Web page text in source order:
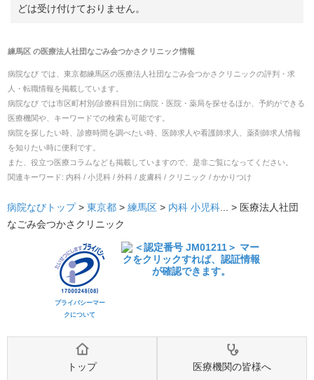
どは受け付けておりません。
練馬区の医療法人社団なごみ会つかさクリニック情報
病院なび では、 東京都練馬区の医療法人社団なごみ会つかさクリニックの評判・求
人・転職情報を掲載しています。
病院なび では市区町村別/診療科目別に病院・医院・薬局を探せるほか、予約ができる
医療機関や、キーワードでの検索も可能です。
病院を探したい時、診療時間を調べたい時、医師求人や看護師求人、薬剤師求人情報
を知りたい時に便利です。
また、役立つ医療コラムなども掲載していますので、是非ご覧になってください。
関連キーワード: 内科 / 小児科 / 外科 / 皮膚科 / クリニック / かかりつけ
病院なびトップ> 東京都 > 練馬区 > 内科 小児科 ... > 医療法人社団
なごみ会つかさクリニック
プライバシーマー
クについて
トップ 医療機関の皆様へ